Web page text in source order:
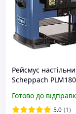
Рейсмус
Scheppach
оброблення 330
Готово до
5.0 (1)